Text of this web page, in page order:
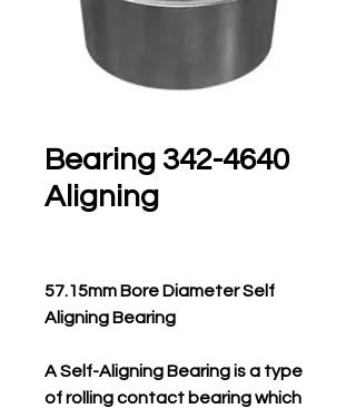
342-4640 Bearing
Aligning
57.15mm Bore Diameter Self
Aligning Bearing
A Self-Aligning Bearing is a type
of rolling contact bearing which